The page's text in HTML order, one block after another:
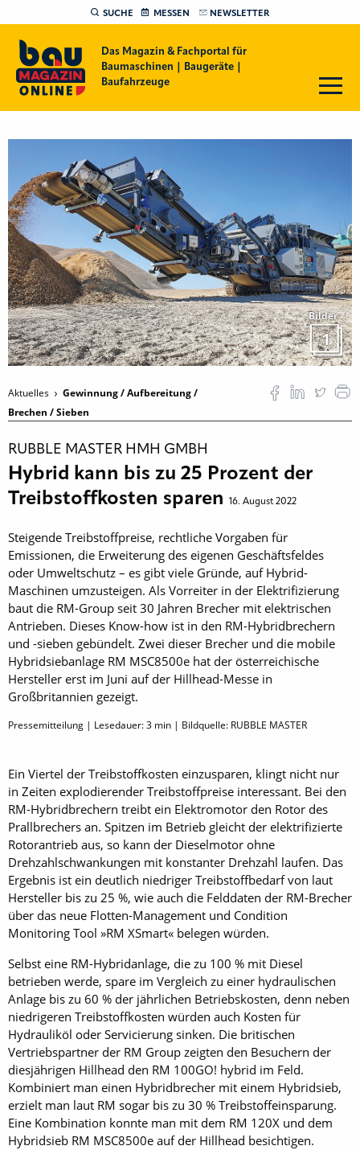
SUCHE MESSEN NEWSLETTER
Das Magazin & Fachportal für
Baumaschinen | Baugeräte |
Baufahrzeuge
Bilder
1
Aktuelles
Gewinnung / Aufbereitung /
Brechen / Sieben
RUBBLE MASTER HMH GMBH
Hybrid kann bis zu 25 Prozent der
Treibstoffkosten sparen
16. August 2022
Steigende Treibstoffpreise, rechtliche Vorgaben für
Emissionen, die Erweiterung des eigenen Geschäftsfeldes
oder Umweltschutz – es gibt viele Gründe, auf Hybrid-
Maschinen umzusteigen. Als Vorreiter in der Elektrifizierung
baut die RM-Group seit 30 Jahren Brecher mit elektrischen
Antrieben. Dieses Know-how ist in den RM-Hybridbrechern
und -sieben gebündelt. Zwei dieser Brecher und die mobile
Hybridsiebanlage RM MSC8500e hat der österreichische
Hersteller erst im Juni auf der Hillhead-Messe in
Großbritannien gezeigt.
Pressemitteilung | Lesedauer:3 min | Bildquelle: RUBBLE MASTER
Ein Viertel der Treibstoffkosten einzusparen, klingt nicht nur
in Zeiten explodierender Treibstoffpreise interessant. Bei den
RM-Hybrid­brechern treibt ein Elektromotor den Rotor des
Prallbrechers an. Spitzen im Betrieb gleicht der elektrifizierte
Rotorantrieb aus, so kann der Dieselmotor ohne
Drehzahlschwankungen mit konstanter Drehzahl laufen. Das
Ergebnis ist ein deutlich niedriger Treibstoffbedarf von laut
Hersteller bis zu 25 %, wie auch die Felddaten der RM-Brecher
über das neue Flotten-Management und Condition
Monitoring Tool »RM XSmart« belegen würden.
Selbst eine RM-Hybridanlage, die zu 100 % mit Diesel
betrieben werde, spare im Vergleich zu einer hydraulischen
Anlage bis zu 60 % der jährlichen Betriebskosten, denn neben
niedrigeren Treibstoffkosten würden auch Kosten für
Hydrauliköl oder Servicierung sinken. Die britischen
Vertriebspartner der RM Group zeigten den Besuchern der
diesjährigen Hillhead den RM 100GO! hybrid im Feld.
Kombiniert man einen Hybridbrecher mit einem Hybridsieb,
erzielt man laut RM sogar bis zu 30 % Treibstoffeinsparung.
Eine Kombination konnte man mit dem RM 120X und dem
Hybridsieb RM MSC8500e auf der Hillhead besichtigen.